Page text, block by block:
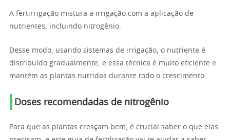
A fertirrigação mistura a irrigação com a aplicação de
nutrientes, incluindo nitrogênio.
Desse modo, usando sistemas de irrigação, o nutriente é
distribuído gradualmente, e essa técnica é muito eficiente e
mantém as plantas nutridas durante todo o crescimento.
Doses recomendadas de nitrogênio
Para que as plantas cresçam bem, é crucial saber o que elas